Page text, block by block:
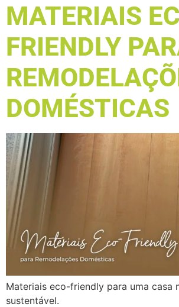
MATERIAIS
FRIENDLY
DOMÉSTICAS
Materiais eco-friendly para uma casa
sustentável.